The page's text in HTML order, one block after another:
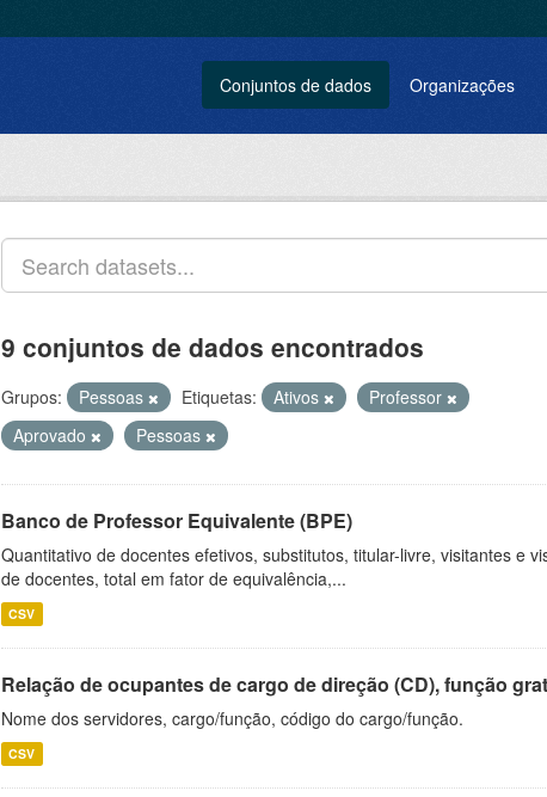
Conjuntos de dados Organizações
9 conjuntos de dados encontrados
Grupos: Pessoas Etiquetas: Ativos
Professor
Aprovado
Pessoas
Banco de Professor Equivalente (BPE)
Quantitativo de docentes efetivos, substitutos, titular-livre, visitantes e
de docentes, total em fator de equivalência,...
CSV
Relação de ocupantes de cargo de direção (CD), função
Nome dos servidores, cargo/função, código do cargo/função.
CSV